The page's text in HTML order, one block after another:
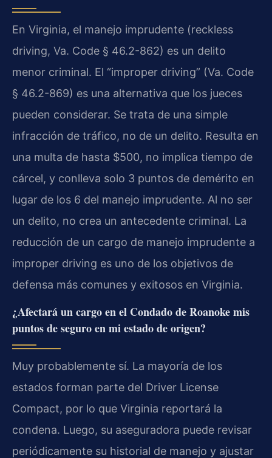
En Virginia, el manejo imprudente (reckless
driving, Va. Code § 46.2-862) es un delito
menor criminal. El “improper driving” (Va. Code
§ 46.2-869) es una alternativa que los jueces
pueden considerar. Se trata de una simple
infracción de tráfico, no de un delito. Resulta en
una multa de hasta $500, no implica tiempo de
cárcel, y conlleva solo 3 puntos de demérito en
lugar de los 6 del manejo imprudente. Al no ser
un delito, no crea un antecedente criminal. La
reducción de un cargo de manejo imprudente a
improper driving es uno de los objetivos de
defensa más comunes y exitosos en Virginia.
¿Afectará un cargo en el Condado de Roanoke mis
puntos de seguro en mi estado de origen?
Muy probablemente sí. La mayoría de los
estados forman parte del Driver License
Compact, por lo que Virginia reportará la
condena. Luego, su aseguradora puede revisar
periódicamente su historial de manejo y ajustar